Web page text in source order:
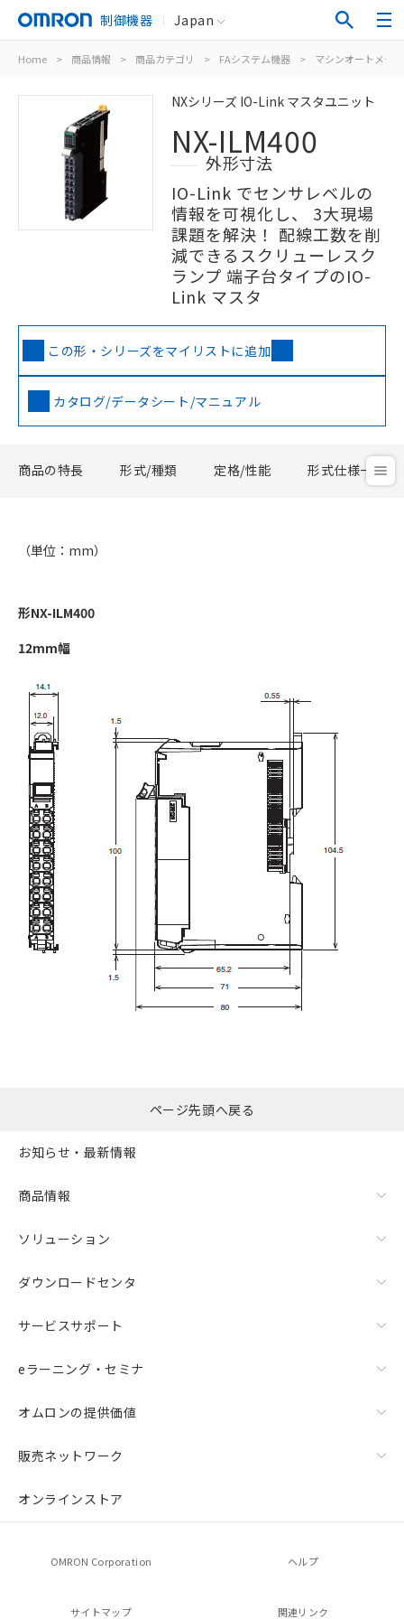
制御機器 Japan
Home > 商品情報 > 商品カテゴリ > FAシステム機器 > マシンオートメー
NXシリーズ IO-Link マスタユニット
NX-ILM400
外形寸法
IO-Link でセンサレベルの
情報を可視化し、 3大現場
課題を解決！ 配線工数を削
減できるスクリューレスク
ランプ 端子台タイプのIO-
Link マスタ
この形・シリーズをマイリストに追加
カタログ/データシート/マニュアル
商品の特長 形式/種類 定格/性能 形式仕様一覧
（単位：mm）
形NX-ILM400
12mm幅
ページ先頭へ戻る
お知らせ・最新情報
商品情報
ソリューション
ダウンロードセンタ
サービスサポート
eラーニング・セミナ
オムロンの提供価値
販売ネットワーク
オンラインストア
OMRON Corporation ヘルプ
サイトマップ 関連リンク